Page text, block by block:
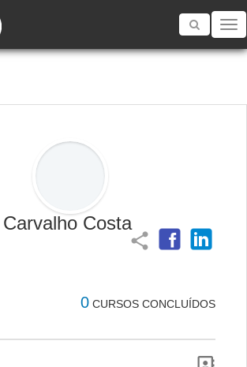
Toggle
Costa
share
0 CURSOS CONCLUÍDOS